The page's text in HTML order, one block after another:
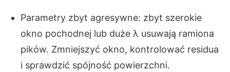
Parametry zbyt agresywne: zbyt szerokie
okno pochodnej lub duże λ usuwają ramiona
pików. Zmniejszyć okno, kontrolować residua
i sprawdzić spójność powierzchni.